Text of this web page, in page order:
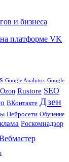
и бизнеса
платформе VK
Google Analytics Google
Ozon Rustore SEO
ВКонтакте Дзен
Нейросети Обучение
Роскомнадзор